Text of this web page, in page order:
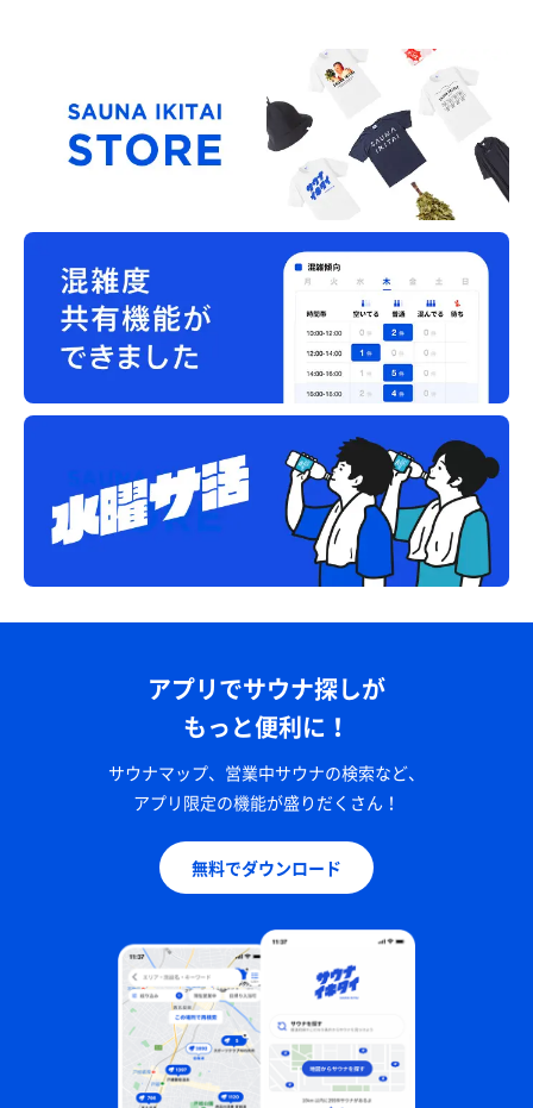
アプリでサウナ探しが
もっと便利に！
サウナマップ、営業中サウナの検索など、
アプリ限定の機能が盛りだくさん！
無料でダウンロード